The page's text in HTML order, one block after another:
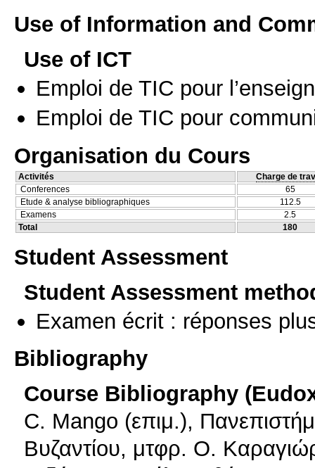
Use of Information and
Use of ICT
Emploi de TIC pour
Emploi de TIC pour
Organisation du Cours
Activités
Charge de
Conferences
65
Etude & analyse bibliographiques
112.5
Examens
2.5
Total
180
Student Assessment
Student Assessment
Examen écrit : réponses
Bibliography
Course Bibliography
C. Mango (επιμ.),
Βυζαντίου, μτφρ. Ο.